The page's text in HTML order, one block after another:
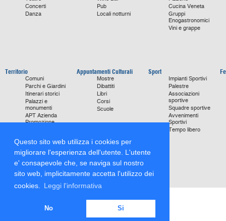
Questo sito web utilizza i cookies per
migliorare l'esperienza dell'utente. L'utente
e' consapevole che, se naviga sul nostro
sito web, implicitamente accetta l'utilizzo dei
cookies.
Leggi l'informativa
No Si
Concerti
Danza
Pub
Locali notturni
Cucina Veneta
Gruppi
Enogastronomici
Vini e grappe
Territorio
Comuni
Parchi e Giardini
Itinerari storici
Palazzi e
monumenti
APT Azienda
Promozione
Chiese
monumentali
Storie di Successo
Focus on
Appuntamenti Culturali
Mostre
Dibattiti
Libri
Corsi
Scuole
Sport
Impianti Sportivi
Palestre
Associazioni
sportive
Squadre sportive
Avvenimenti
Sportivi
Tempo libero